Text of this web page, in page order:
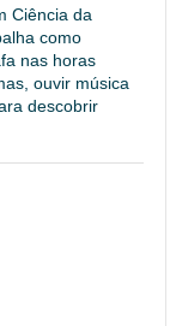
Ciência da
como
nas horas
ouvir música
descobrir